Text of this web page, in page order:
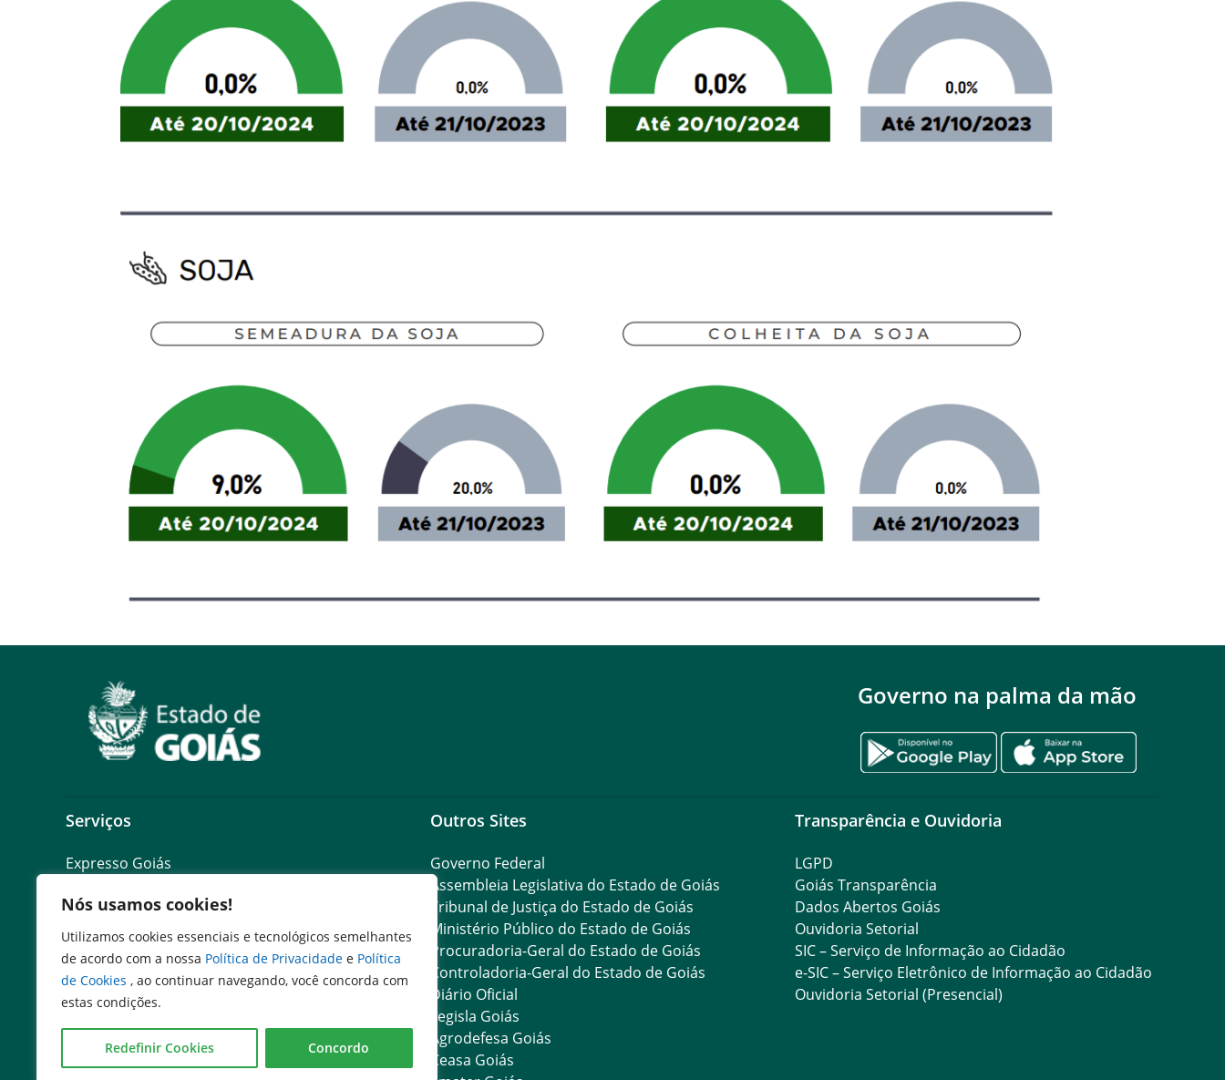
Nós usamos cookies!
Utilizamos cookies essenciais e tecnológicos semelhantes
de acordo com a nossa Política de Privacidade e Política
de Cookies , ao continuar navegando, você concorda com
estas condições.
Redefinir Cookies Concordo
Governo na palma da mão
Serviços
Expresso Goiás
Expresso Servidor
SEI Governadoria
Cadastro de Autoridades
Escola de Governo
Agenda de Autoridades
Outros Sites
Governo Federal
Assembleia Legislativa do Estado de Goiás
Tribunal de Justiça do Estado de Goiás
Ministério Público do Estado de Goiás
Procuradoria-Geral do Estado de Goiás
Controladoria-Geral do Estado de Goiás
Diário Oficial
Legisla Goiás
Agrodefesa Goiás
Ceasa Goiás
Transparência e Ouvidoria
LGPD
Goiás Transparência
Dados Abertos Goiás
Ouvidoria Setorial
SIC – Serviço de Informação ao Cidadão
e-SIC – Serviço Eletrônico de Informação ao Cidadão
Ouvidoria Setorial (Presencial)